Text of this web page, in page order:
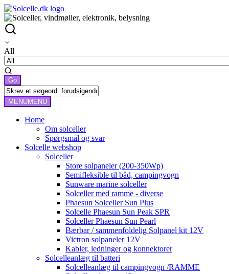
All
MENUMENU
Home
Om solceller
Spørgsmål og svar
Solcelle webshop
Solceller
Store solpaneler (200-350Wp)
Semifleksible til båd, campingvogn
Sunware marine solceller
Solceller med ramme - diverse
Phaesun Solceller Sun Plus
Solcelle Phaesun Sun Peak SPR
Solceller Phaesun Sun Pearl
Bærbar / sammenfoldelig Solpanel kit 12V
Victron solpaneler 12V
Kabler, ledninger og konnektorer
Solcelleanlæg til batteri
Solcelleanlæg til campingvogn /RAMME